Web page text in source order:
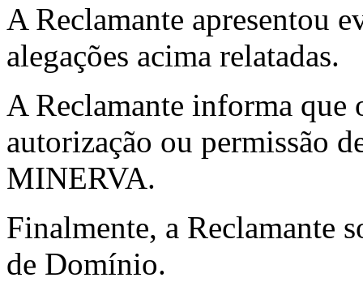
A Reclamante apresentou
alegações acima relatadas.
A Reclamante informa que
autorização ou permissão
MINERVA.
Finalmente, a Reclamante
de Domínio.